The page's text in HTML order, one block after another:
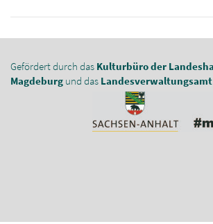
Gefördert durch das Kulturbüro der
Magdeburg und das